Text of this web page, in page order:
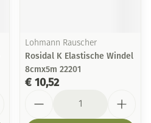
Lohmann Rauscher
Rosidal K Elastische Windel
8cmx5m 22201
€ 10,52